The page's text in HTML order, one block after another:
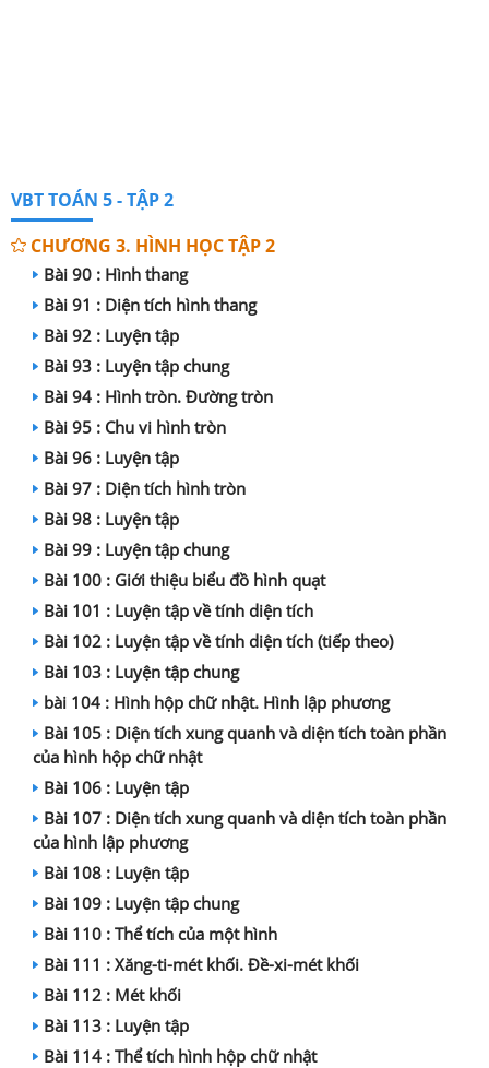
VBT TOÁN 5 - TẬP 2
CHƯƠNG 3. HÌNH HỌC TẬP 2
Bài 90 : Hình thang
Bài 91 : Diện tích hình thang
Bài 92 : Luyện tập
Bài 93 : Luyện tập chung
Bài 94 : Hình tròn. Đường tròn
Bài 95 : Chu vi hình tròn
Bài 96 : Luyện tập
Bài 97 : Diện tích hình tròn
Bài 98 : Luyện tập
Bài 99 : Luyện tập chung
Bài 100 : Giới thiệu biểu đồ hình quạt
Bài 101 : Luyện tập về tính diện tích
Bài 102 : Luyện tập về tính diện tích (tiếp theo)
Bài 103 : Luyện tập chung
bài 104 : Hình hộp chữ nhật. Hình lập phương
Bài 105 : Diện tích xung quanh và diện tích toàn phần
của hình hộp chữ nhật
Bài 106 : Luyện tập
Bài 107 : Diện tích xung quanh và diện tích toàn phần
của hình lập phương
Bài 108 : Luyện tập
Bài 109 : Luyện tập chung
Bài 110 : Thể tích của một hình
Bài 111 : Xăng-ti-mét khối. Đề-xi-mét khối
Bài 112 : Mét khối
Bài 113 : Luyện tập
Bài 114 : Thể tích hình hộp chữ nhật